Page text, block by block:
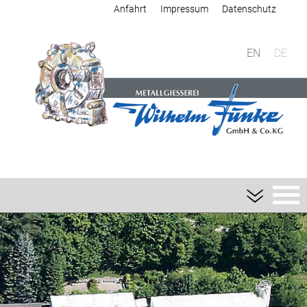
Anfahrt Impressum Datenschutz
EN DE
Giesserei
Sandguss
Aluminium-Sandguss
Magnesium-Sandguss